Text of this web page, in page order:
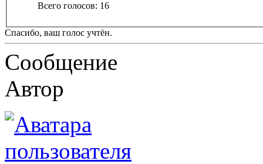
Всего голосов: 16
Спасибо, ваш голос учтён.
Сообщение
Автор